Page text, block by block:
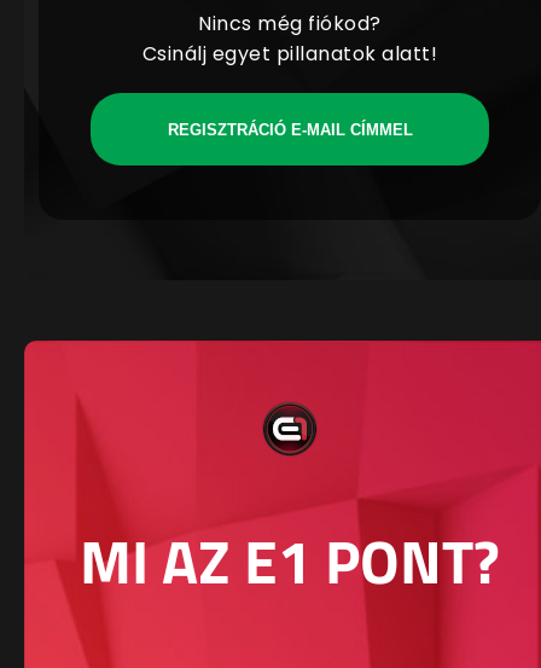
Nincs még fiókod?
Csinálj egyet pillanatok alatt!
REGISZTRÁCIÓ E-MAIL CÍMMEL
MI AZ E1 PONT?